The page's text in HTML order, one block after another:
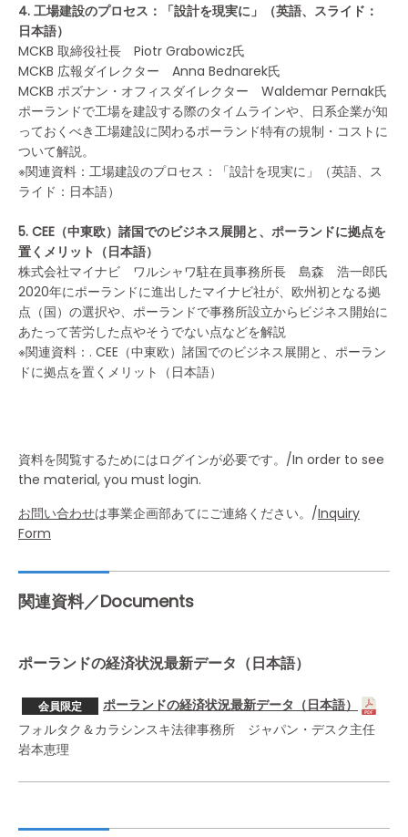
4. 工場建設のプロセス：「設計を現実に」（英語、スライド：
日本語）
MCKB 取締役社長 Piotr Grabowicz氏
MCKB 広報ダイレクター Anna Bednarek氏
MCKB ポズナン・オフィスダイレクター Waldemar Pernak氏
ポーランドで工場を建設する際のタイムラインや、日系企業が知
っておくべき工場建設に関わるポーランド特有の規制・コストに
ついて解説。
※関連資料：工場建設のプロセス：「設計を現実に」（英語、ス
ライド：日本語）
5. CEE（中東欧）諸国でのビジネス展開と、ポーランドに拠点を
置くメリット（日本語）
株式会社マイナビ ワルシャワ駐在員事務所長 島森 浩一郎氏
2020年にポーランドに進出したマイナビ社が、欧州初となる拠
点（国）の選択や、ポーランドで事務所設立からビジネス開始に
あたって苦労した点やそうでない点などを解説
※関連資料：. CEE（中東欧）諸国でのビジネス展開と、ポーラン
ドに拠点を置くメリット（日本語）
資料を閲覧するためにはログインが必要です。/In order to see
the material, you must login.
お問い合わせは事業企画部あてにご連絡ください。/Inquiry
Form
関連資料／Documents
ポーランドの経済状況最新データ（日本語）
会員限定
ポーランドの経済状況最新データ（日本語）
フォルタク＆カラシンスキ法律事務所 ジャパン・デスク主任
岩本恵理